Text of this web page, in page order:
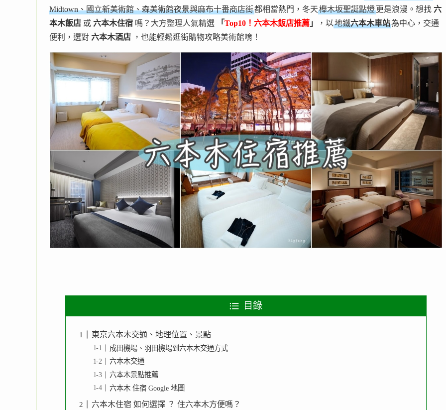
Midtown、國立新美術館、森美術館夜景與麻布十番商店街都相當熱門，冬天櫸木坂聖誕點燈 更是浪漫。想找 六
本木飯店 或 六本木住宿 嗎？大方整理人氣精選 「Top10！六本木飯店推薦 」 ，以地鐵六本木車站為中心，交通
便利，選對 六本木酒店 ，也能輕鬆逛街購物攻略美術館唷！
目錄
東京六本木交通、地理位置、景點
成田機場、羽田機場到六本木交通方式
六本木交通
六本木景點推薦
六本木 住宿 Google 地圖
六本木住宿 如何選擇 ？ 住六本木方便嗎？